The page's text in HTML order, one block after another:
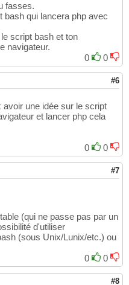
fasses.
bash qui lancera php avec
script bash et ton
navigateur.
0
0
#6
une idée sur le script
et lancer php cela
0
0
#7
(qui ne passe pas par un
d'utiliser
(sous Unix/Lunix/etc.) ou
0
0
#8